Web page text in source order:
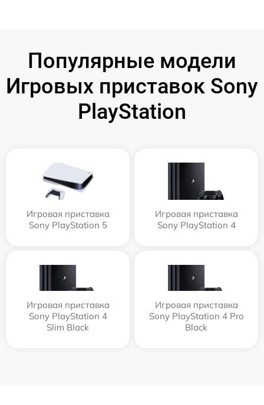
Популярные модели
Игровых приставок Sony
PlayStation
Игровая приставка
Sony PlayStation 5
Игровая приставка
Sony PlayStation 4
Игровая приставка
Sony PlayStation 4
Slim Black
Игровая приставка
Sony PlayStation 4 Pro
Black